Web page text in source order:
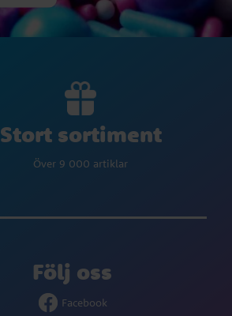
Stort sortiment
Över 9 000 artiklar
Följ oss
Facebook